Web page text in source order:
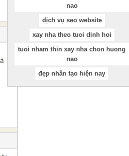
nao
dịch vụ seo website
xay nha theo tuoi dinh hoi
tuoi nham thin xay nha chon huong
nao
đẹp nhân tạo hiện nay